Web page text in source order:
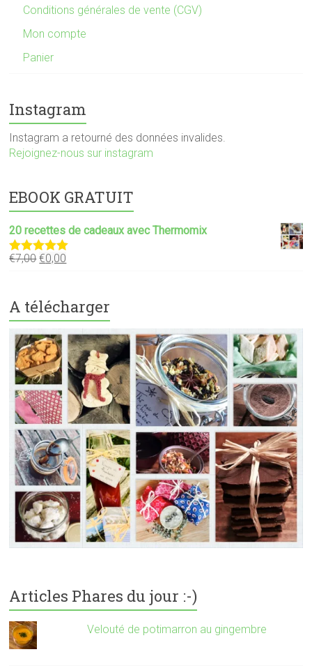
Conditions générales de vente (CGV)
Mon compte
Panier
Instagram
Instagram a retourné des données invalides.
Rejoignez-nous sur instagram
EBOOK GRATUIT
20 recettes de cadeaux avec Thermomix
Note5.00
€7,00 €0,00
A télécharger
Articles Phares du jour :-)
Velouté de potimarron au gingembre